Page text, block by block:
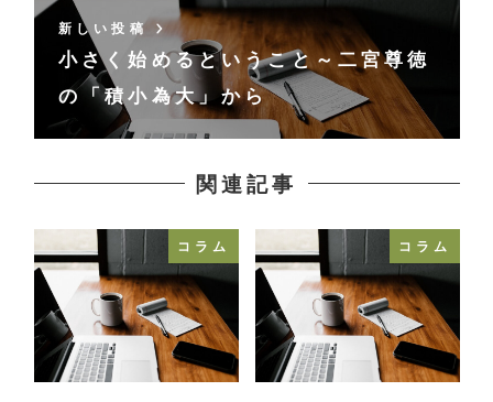
新しい投稿
小さく始めるということ～二宮尊徳
の「積小為大」から
関連記事
コラム コラム